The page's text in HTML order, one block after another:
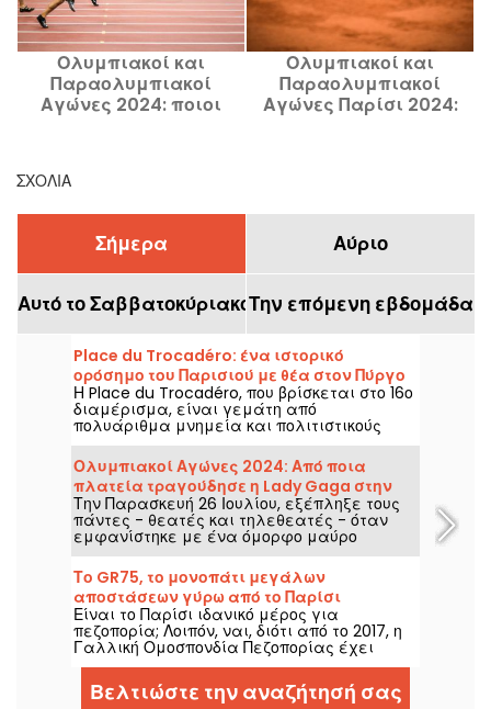
Ολυμπιακοί και
Παραολυμπιακοί
Αγώνες 2024: ποιοι
αποτελέσματα
Ολυμπιακοί και
Παραολυμπιακοί
Αγώνες Παρίσι 2024:
ΣΧΌΛΙΑ
Σήμερα Αύριο
Αυτό το ΣαββατοκύριακοΤην επόμενη εβδομάδα
Place du Trocadéro: ένα ιστορικό
ορόσημο του Παρισιού με θέα στον Πύργο
του Άιφελ
Η Place du Trocadéro, που βρίσκεται στο 16ο
διαμέρισμα, είναι γεμάτη από
πολυάριθμα μνημεία και πολιτιστικούς
χώρους. Προσελκύει τουρίστες και
Παριζιάνους που ζουν για πάντα χάρη στην
ασυναγώνιστη θέα του Πύργου του Άιφελ.
Ολυμπιακοί Αγώνες 2024: Από ποια
πλατεία τραγούδησε η Lady Gaga στην
τελετή έναρξης;
Την Παρασκευή 26 Ιουλίου, εξέπληξε τους
πάντες - θεατές και τηλεθεατές - όταν
εμφανίστηκε με ένα όμορφο μαύρο
φόρεμα, περιτριγυρισμένη από ροζ
πομφόλυγες. Πού βρισκόταν όμως η
τραγουδίστρια; Είναι ο χώρος ανοιχτός για
το κοινό;
Το GR75, το μονοπάτι μεγάλων
αποστάσεων γύρω από το Παρίσι
Είναι το Παρίσι ιδανικό μέρος για
πεζοπορία; Λοιπόν, ναι, διότι από το 2017, η
Γαλλική Ομοσπονδία Πεζοπορίας έχει
ανοίξει μια πλήρως σηματοδοτημένη
διαδρομή γύρω από το Παρίσι για όλους
τους λάτρεις του περπατήματος.
Βελτιώστε την αναζήτησή σας